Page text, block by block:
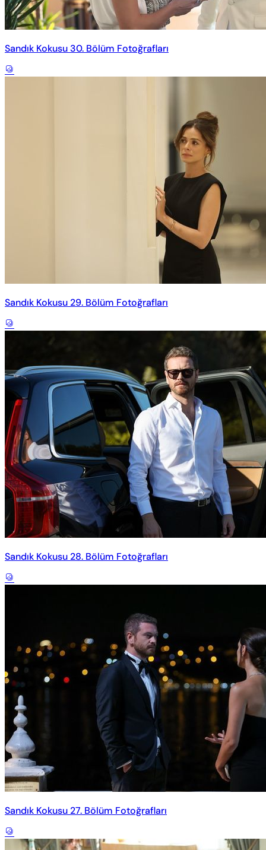
Sandık Kokusu 30. Bölüm Fotoğrafları
Sandık Kokusu 29. Bölüm Fotoğrafları
Sandık Kokusu 28. Bölüm Fotoğrafları
Sandık Kokusu 27. Bölüm Fotoğrafları